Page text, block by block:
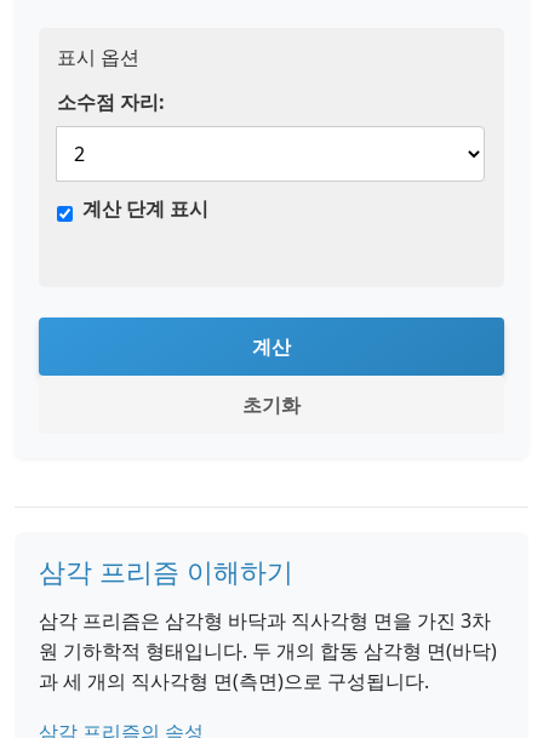
표시 옵션
소수점 자리:
계산 단계 표시
계산
초기화
삼각 프리즘 이해하기
삼각 프리즘은 삼각형 바닥과 직사각형 면을 가진 3차
원 기하학적 형태입니다. 두 개의 합동 삼각형 면(바닥)
과 세 개의 직사각형 면(측면)으로 구성됩니다.
삼각 프리즘의 속성